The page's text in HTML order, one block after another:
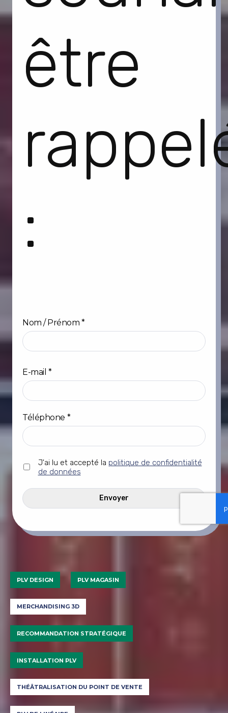
PLV DESIGN PLV MAGASIN
MERCHANDISING 3D
RECOMMANDATION STRATÉGIQUE
INSTALLATION PLV
THÉÂTRALISATION DU POINT DE VENTE
être
:
Nom / Prénom *
E-mail *
Téléphone *
Sans
titre
J'ai lu et accepté la politique de confidentialité
de données
CAPTCHA